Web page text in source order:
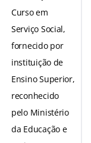
Curso em
Serviço Social,
fornecido por
instituição de
Ensino Superior,
reconhecido
pelo Ministério
da Educação e